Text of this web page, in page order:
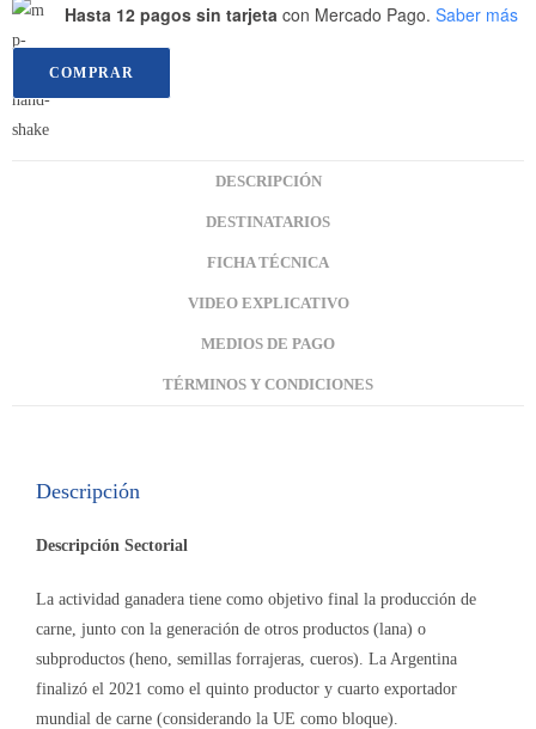
Hasta 12 pagos sin tarjeta con Mercado Pago. Saber más
COMPRAR
DESCRIPCIÓN
DESTINATARIOS
FICHA TÉCNICA
VIDEO EXPLICATIVO
MEDIOS DE PAGO
TÉRMINOS Y CONDICIONES
Descripción
Descripción Sectorial
La actividad ganadera tiene como objetivo final la producción de
carne, junto con la generación de otros productos (lana) o
subproductos (heno, semillas forrajeras, cueros). La Argentina
finalizó el 2021 como el quinto productor y cuarto exportador
mundial de carne (considerando la UE como bloque).